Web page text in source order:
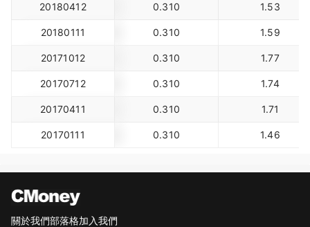
20180412 0.310 1.53
20180111 0.310 1.59
20171012 0.310 1.77
20170712 0.310 1.74
20170411 0.310 1.71
20170111 0.310 1.46
關於我們部落格加入我們